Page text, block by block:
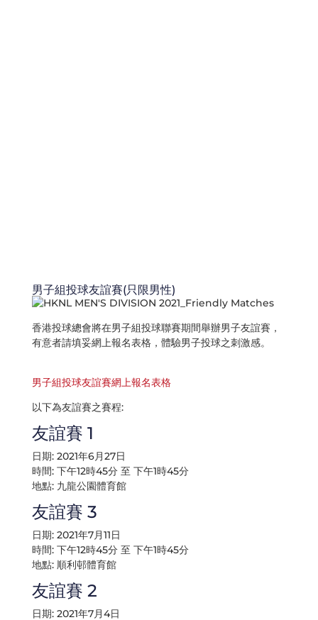
男子組投球友誼賽(只限男性)
香港投球總會將在男子組投球聯賽期間舉辦男子友誼賽，
有意者請填妥網上報名表格，體驗男子投球之刺激感。
男子組投球友誼賽網上報名表格
以下為友誼賽之賽程:
友誼賽 1
日期: 2021年6月27日
時間: 下午12時45分 至 下午1時45分
地點: 九龍公園體育館
友誼賽 3
日期: 2021年7月11日
時間: 下午12時45分 至 下午1時45分
地點: 順利邨體育館
友誼賽 2
日期: 2021年7月4日